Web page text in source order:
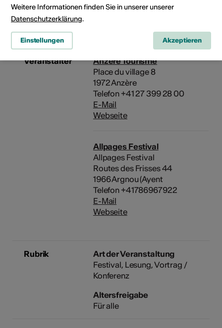
Lokalität
Place du village
Veranstalter
Anzère Tourisme
Place du village 8
1972 Anzère
Telefon +41 27 399 28 00
E-Mail
Webseite
Allpages Festival
Allpages Festival
Routes des Frisses 44
1966 Argnou (Ayent
Telefon +41786967922
E-Mail
Webseite
Rubrik
Art der Veranstaltung
Festival Lesung Vortrag /
Konferenz
Altersfreigabe
Für alle
Weitere Informationen finden Sie in unserer unserer
Datenschutzerklärung.
Einstellungen Akzeptieren